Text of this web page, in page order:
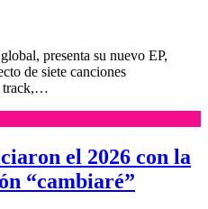
presenta su nuevo EP,
de siete canciones
track,…
el 2026 con la
“cambiaré”